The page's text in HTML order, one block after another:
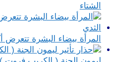
الشتاء
المرأة بيضاء البشرة